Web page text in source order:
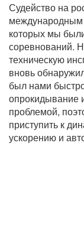
Судейство на
международным
которых мы
соревнований.
техническую
вновь
был нами
опрокидывание
проблемой,
приступить к
ускорению и